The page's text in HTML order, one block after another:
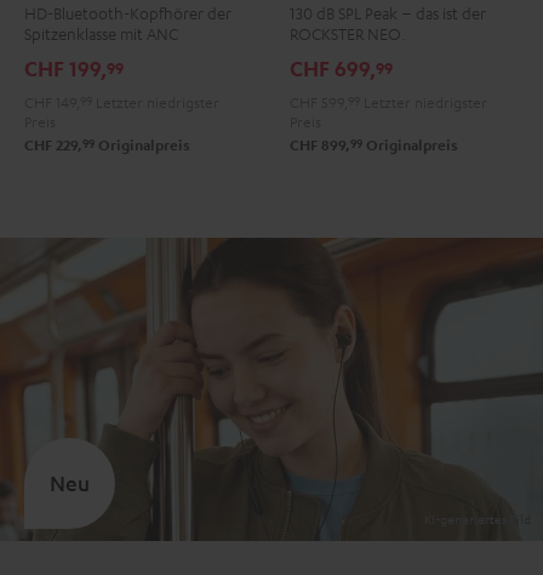
3
Night
Black
3
Pearl
White
3
Steel
Blue
HD-Bluetooth-Kopfhörer der
Spitzenklasse mit ANC
CHF 199,99
CHF 229, 99 Originalpreis
130 dB SPL Peak – das ist der
ROCKSTER NEO.
CHF 699,99
CHF 899, 99 Originalpreis
Neu